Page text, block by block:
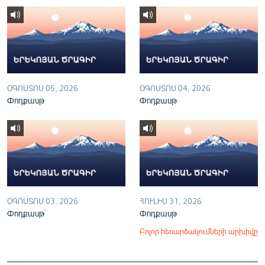
English
Русский
ՀԵՏԵՎԵՔ ՄԵԶ
«Ազատության» բոլոր կայքերը
ՕԳՈՍՏՈՍ 05, 2026
Փոդքասթ
ՕԳՈՍՏՈՍ 04, 2026
Փոդքասթ
ՕԳՈՍՏՈՍ 03, 2026
Փոդքասթ
ՀՈՒԼԻՍ 31, 2026
Փոդքասթ
Բոլոր հեռարձակումների արխիվը